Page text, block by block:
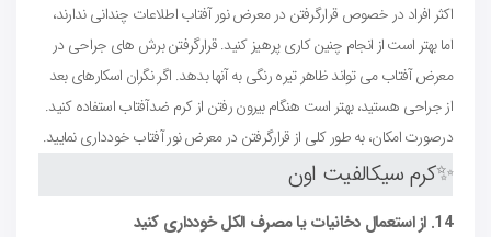
اکثر افراد در خصوص قرارگرفتن در معرض نور آفتاب اطلاعات چندانی ندارند،
اما بهتر است از انجام چنین کاری پرهیز کنید. قرارگرفتن برش های جراحی در
معرض آفتاب می تواند ظاهر تیره رنگی به آنها بدهد. اگر نگران اسکارهای بعد
از جراحی هستید، بهتر است هنگام بیرون رفتن از کرم ضدآفتاب استفاده کنید.
درصورت امکان، به طور کلی از قرارگرفتن در معرض نور آفتاب خودداری نمایید.
✨کرم سیکالفیت اون
14. از استعمال دخانیات یا مصرف الکل خودداری کنید